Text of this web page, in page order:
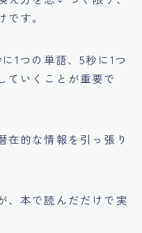
す。
1つの単語、5秒に1つ
ていくことが重要で
在的な情報を引っ張り
、本で読んだだけで実